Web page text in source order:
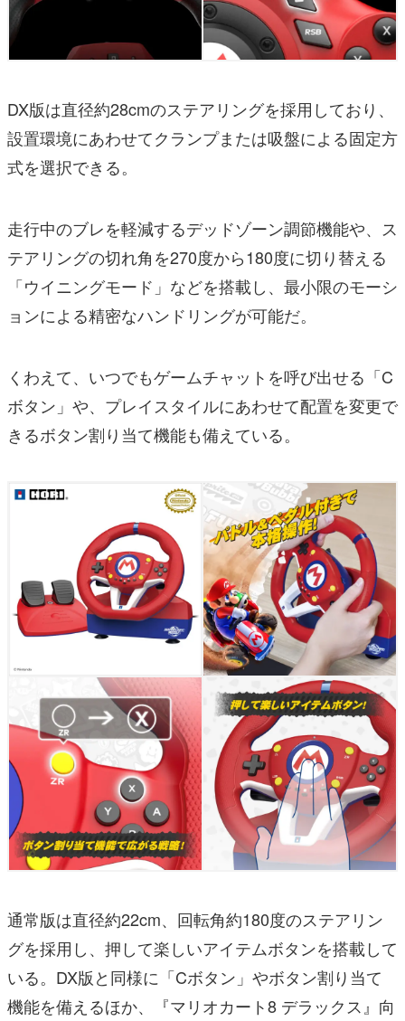
DX版は直径約28cmのステアリングを採用しており、
設置環境にあわせてクランプまたは吸盤による固定方
式を選択できる。
走行中のブレを軽減するデッドゾーン調節機能や、ス
テアリングの切れ角を270度から180度に切り替える
「ウイニングモード」などを搭載し、最小限のモーシ
ョンによる精密なハンドリングが可能だ。
くわえて、いつでもゲームチャットを呼び出せる「C
ボタン」や、プレイスタイルにあわせて配置を変更で
きるボタン割り当て機能も備えている。
通常版は直径約22cm、回転角約180度のステアリン
グを採用し、押して楽しいアイテムボタンを搭載して
いる。DX版と同様に「Cボタン」やボタン割り当て
機能を備えるほか、『マリオカート8 デラックス』向